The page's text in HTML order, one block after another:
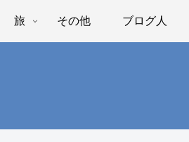
旅 その他 ブログ人